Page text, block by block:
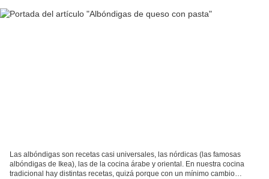
Las albóndigas son recetas casi universales, las nórdicas (las famosas
albóndigas de Ikea), las de la cocina árabe y oriental. En nuestra cocina
tradicional hay distintas recetas, quizá porque con un mínimo cambio